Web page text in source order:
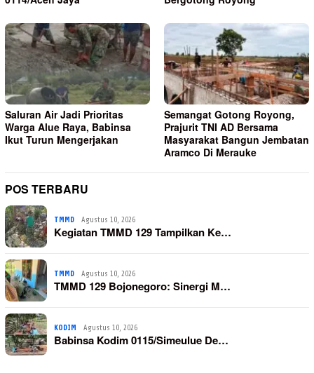
Saluran Air Jadi Prioritas
Warga Alue Raya, Babinsa
Ikut Turun Mengerjakan
Semangat Gotong Royong,
Prajurit TNI AD Bersama
Masyarakat Bangun Jembatan
Aramco Di Merauke
POS TERBARU
TMMD Agustus 10, 2026
Kegiatan TMMD 129 Tampilkan Ke…
TMMD Agustus 10, 2026
TMMD 129 Bojonegoro: Sinergi M…
KODIM Agustus 10, 2026
Babinsa Kodim 0115/Simeulue De…